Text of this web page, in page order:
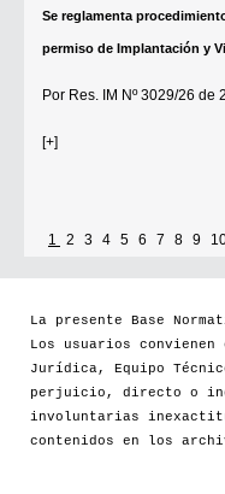
Se reglamenta
permiso de Implantación y
Por Res. IM Nº 3029/26 de
[+]
1 2 3 4 5 6 7 8 9
La presente Base
Los usuarios
Jurídica, Equipo
perjuicio, directo o
involuntarias
contenidos en los